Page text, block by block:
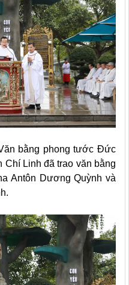
bằng phong tước Đức
Linh đã trao văn bằng
Antôn Dương Quỳnh và